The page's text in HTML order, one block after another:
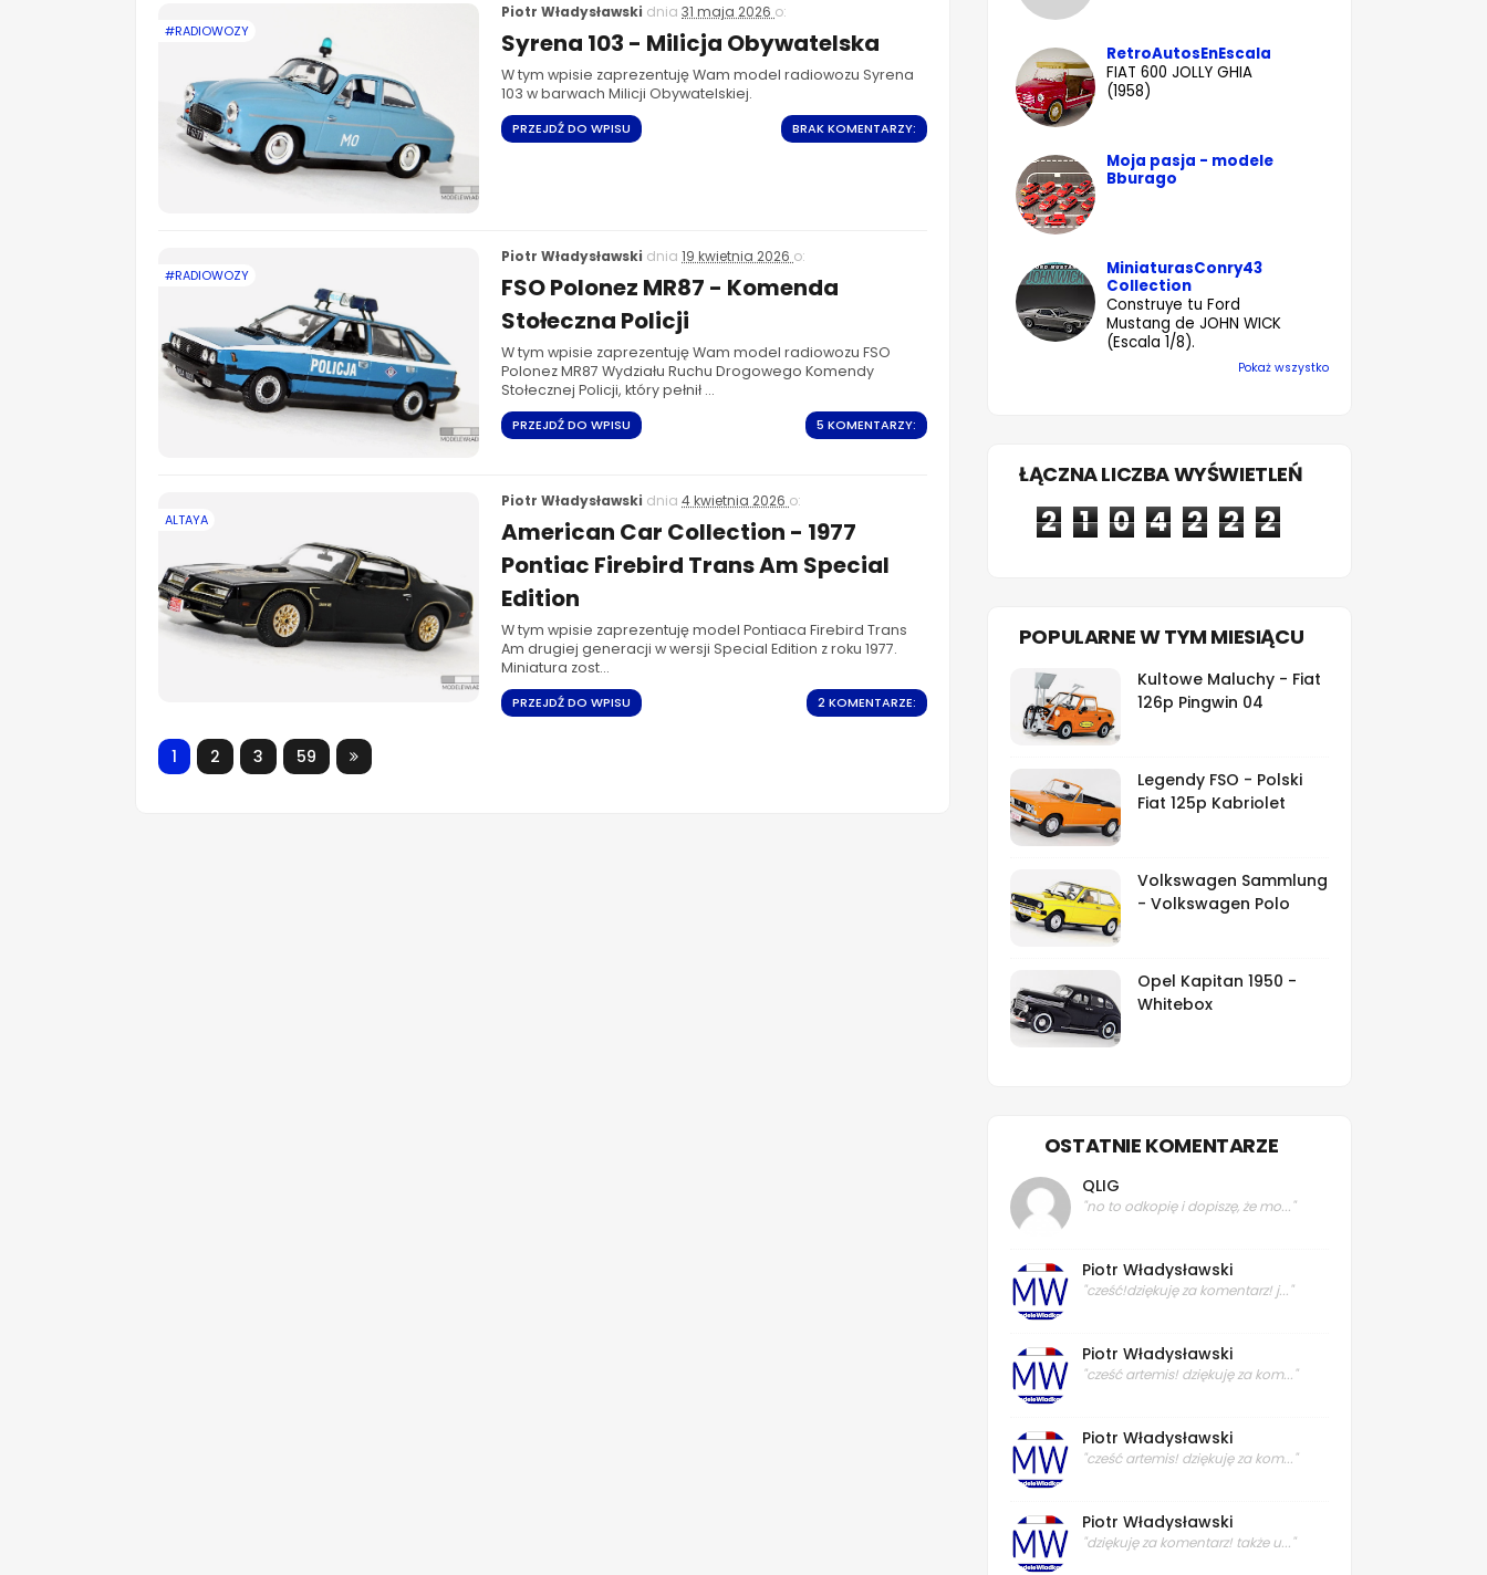
#RADIOWOZY
Piotr Władysławski dnia 31 maja 2026 o:
Syrena 103 - Milicja Obywatelska
W tym wpisie zaprezentuję Wam model radiowozu Syrena
103 w barwach Milicji Obywatelskiej.
PRZEJDŹ DO WPISU BRAK KOMENTARZY:
#RADIOWOZY
Piotr Władysławski dnia 19 kwietnia 2026 o:
FSO Polonez MR87 - Komenda
Stołeczna Policji
W tym wpisie zaprezentuję Wam model radiowozu FSO
Polonez MR87 Wydziału Ruchu Drogowego Komendy
Stołecznej Policji, który pełnił ...
PRZEJDŹ DO WPISU 5 KOMENTARZY:
ALTAYA
Piotr Władysławski dnia 4 kwietnia 2026 o:
American Car Collection - 1977
Pontiac Firebird Trans Am Special
Edition
W tym wpisie zaprezentuję model Pontiaca Firebird Trans
Am drugiej generacji w wersji Special Edition z roku 1977.
Miniatura zost...
PRZEJDŹ DO WPISU 2 KOMENTARZE:
1 2 3 59
RetroAutosEnEscala
FIAT 600 JOLLY GHIA
(1958)
Moja pasja - modele
Bburago
MiniaturasConry43
Collection
Construye tu Ford
Mustang de JOHN WICK
(Escala 1/8).
Pokaż wszystko
ŁĄCZNA LICZBA WYŚWIETLEŃ
2 1 0 4 2 2 2
POPULARNE W TYM MIESIĄCU
Kultowe Maluchy - Fiat
126p Pingwin 04
Legendy FSO - Polski
Fiat 125p Kabriolet
Volkswagen Sammlung
- Volkswagen Polo
Opel Kapitan 1950 -
Whitebox
OSTATNIE KOMENTARZE
QLIG
"no to odkopię i dopiszę, że mo..."
Piotr Władysławski
"cześć!dziękuję za komentarz! j..."
Piotr Władysławski
"cześć artemis! dziękuję za kom..."
Piotr Władysławski
"cześć artemis! dziękuję za kom..."
Piotr Władysławski
"dziękuję za komentarz! także u..."